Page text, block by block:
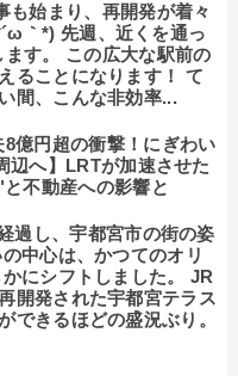
も始まり、再開発が着々
｀*) 先週、近くを通っ
す。 この広大な駅前の
ることになります！ て
間、こんな非効率...
8億円超の衝撃！にぎわい
辺へ】LRTが加速させた
不動産への影響と
過し、宇都宮市の街の姿
中心は、かつてのオリ
にシフトしました。 JR
開発された宇都宮テラス
できるほどの盛況ぶり。